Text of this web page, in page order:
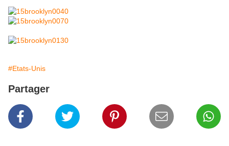
#Etats-Unis
Partager